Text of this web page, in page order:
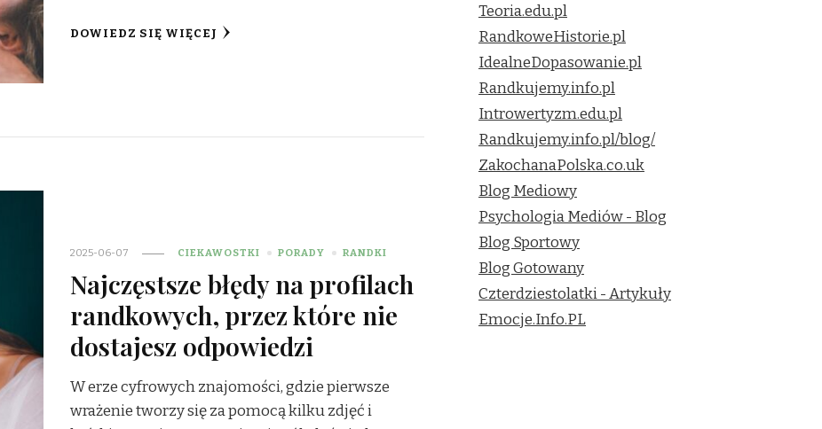
DOWIEDZ SIĘ WIĘCEJ
2025-06-07 CIEKAWOSTKI PORADY RANDKI
Najczęstsze błędy na profilach
randkowych, przez które nie
dostajesz odpowiedzi
W erze cyfrowych znajomości, gdzie pierwsze
wrażenie tworzy się za pomocą kilku zdjęć i
Teoria.edu.pl
RandkoweHistorie.pl
IdealneDopasowanie.pl
Randkujemy.info.pl
Introwertyzm.edu.pl
Randkujemy.info.pl/blog/
ZakochanaPolska.co.uk
Blog Mediowy
Psychologia Mediów - Blog
Blog Sportowy
Blog Gotowany
Czterdziestolatki - Artykuły
Emocje.Info.PL